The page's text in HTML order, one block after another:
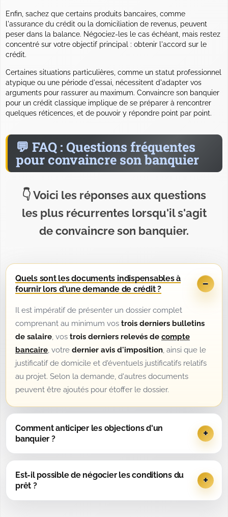
Enfin, sachez que certains produits bancaires, comme
l'assurance du crédit ou la domiciliation de revenus, peuvent
peser dans la balance. Négociez-les le cas échéant, mais restez
concentré sur votre objectif principal : obtenir l'accord sur le
crédit.
Certaines situations particulières, comme un statut professionnel
atypique ou une période d'essai, nécessitent d'adapter vos
arguments pour rassurer au maximum. Convaincre son banquier
pour un crédit classique implique de se préparer à rencontrer
quelques réticences, et de pouvoir y répondre point par point.
FAQ : Questions fréquentes
pour convaincre son banquier
Voici les réponses aux questions
les plus récurrentes lorsqu'il s'agit
de convaincre son banquier.
Quels sont les documents indispensables à
fournir lors d'une demande de crédit ?
Il est impératif de présenter un dossier complet
comprenant au minimum vos trois derniers bulletins
de salaire, vos trois derniers relevés de compte
bancaire, votre dernier avis d'imposition, ainsi que le
justificatif de domicile et d'éventuels justificatifs relatifs
au projet. Selon la demande, d'autres documents
peuvent être ajoutés pour étoffer le dossier.
Comment anticiper les objections d'un
banquier ?
Est-il possible de négocier les conditions du
prêt ?